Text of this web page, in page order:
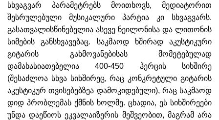
სხვაგვარ პარამეტრებს მოითხოვს, მედიატორით
შესრულებული მუსიკალური პარტია კი სხვაგვარს.
გასათვალისწინებელია ასევე ნეილონისა და ლითონის
სიმების განსხვავებაც. საკმაოდ ხშირად აკუსტიკური
გიტარის გახმოვანებისას მომეტებულად
დამახასიათებელია 400-450 ჰერცის სიხშირე
(შესაძლოა სხვა სიხშირეც, რაც კონკრეტული გიტარის
აკუსტიკურ თვისებებზეა დამოკიდებული), რაც საკმაოდ
დიდ პრობლემას ქმნის ხოლმე. ცხადია, ეს სიხშირეები
უნდა დაეწიოს ეკვალაიზერის მეშვეობით, მაგრამ არა